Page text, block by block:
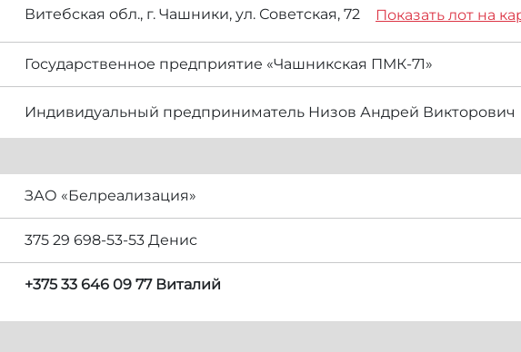
Витебская обл., г. Чашники, ул. Советская, 72 Показать лот на
Государственное предприятие «Чашникская ПМК-71»
Индивидуальный предприниматель Низов Андрей Викторович
ЗАО «Белреализация»
375 29 698-53-53 Денис
+375 33 646 09 77 Виталий